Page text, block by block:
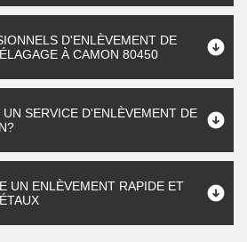
D'ENLÈVEMENT DE
À CAMON 80450
SERVICE D'ENLÈVEMENT DE
UN ENLÈVEMENT RAPIDE ET